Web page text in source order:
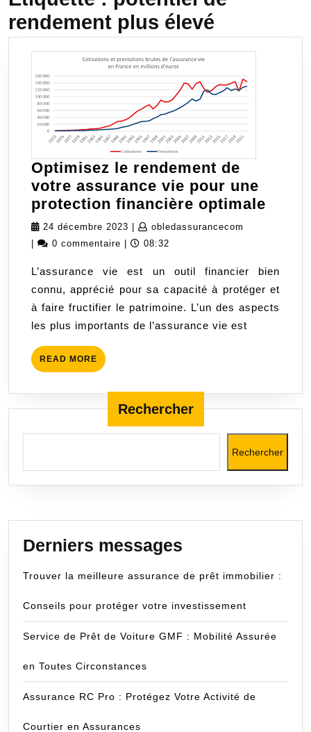
rendement plus élevé
Optimisez le rendement de
votre assurance vie pour une
protection financière optimale
votre
vie
24 décembre 2023 24
décembre
obledassurancecom
0 commentaire 08:32
L’assurance vie est un outil financier bien
connu, apprécié pour sa capacité à protéger et
à faire fructifier le patrimoine. L’un des aspects
les plus importants de l’assurance vie est
READ MORE READ
MORE
Rechercher
Rechercher
Derniers messages
Trouver la meilleure assurance de prêt immobilier :
Conseils pour protéger votre investissement
Service de Prêt de Voiture GMF : Mobilité Assurée
en Toutes Circonstances
Assurance RC Pro : Protégez Votre Activité de
Courtier en Assurances